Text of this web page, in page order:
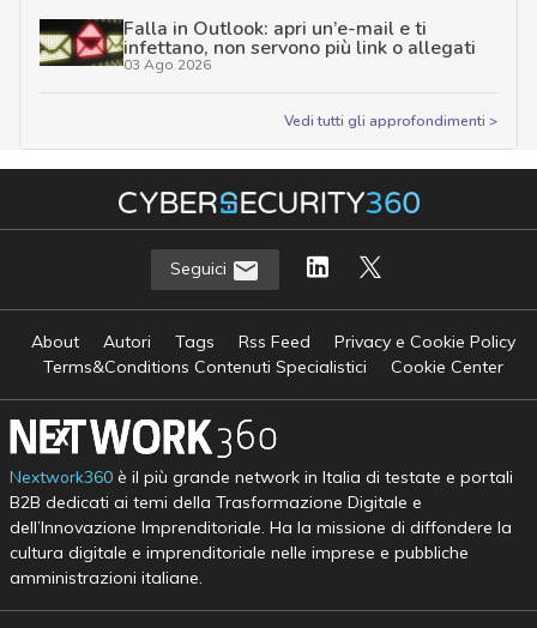
Falla in Outlook: apri un’e-mail e ti
infettano, non servono più link o allegati
03 Ago 2026
Vedi tutti gli approfondimenti >
Seguici
About Autori Tags Rss Feed
Privacy e Cookie Policy
Terms&Conditions Contenuti Specialistici
Cookie Center
Nextwork360è il più grande network in Italia di testate e portali
B2B dedicati ai temi della Trasformazione Digitale e
dell’Innovazione Imprenditoriale. Ha la missione di diffondere la
cultura digitale e imprenditoriale nelle imprese e pubbliche
amministrazioni italiane.